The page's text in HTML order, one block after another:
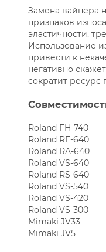
Замена вайпера
признаков
эластичности,
Использование
привести к
негативно
сократит ресурс
Roland FH-740
Roland RE-640
Roland RA-640
Roland VS-640
Roland RS-640
Roland VS-540
Roland VS-420
Roland VS-300
Mimaki JV33
Mimaki JV5